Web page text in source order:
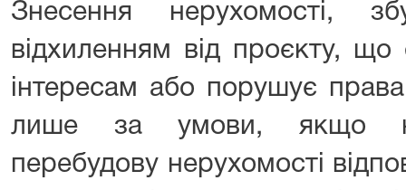
Знесення нерухомості,
відхиленням від проєкту, що
інтересам або порушує
лише за умови, якщо
перебудову нерухомості